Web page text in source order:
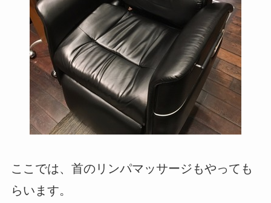
ここでは、首のリンパマッサージもやっても
らいます。